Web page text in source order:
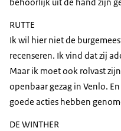
behoorlijk uit de hand zijn
RUTTE
Ik wil hier niet de
recenseren. Ik vind dat zij
Maar ik moet ook rolvast
openbaar gezag in Venlo.
goede acties hebben
DE WINTHER